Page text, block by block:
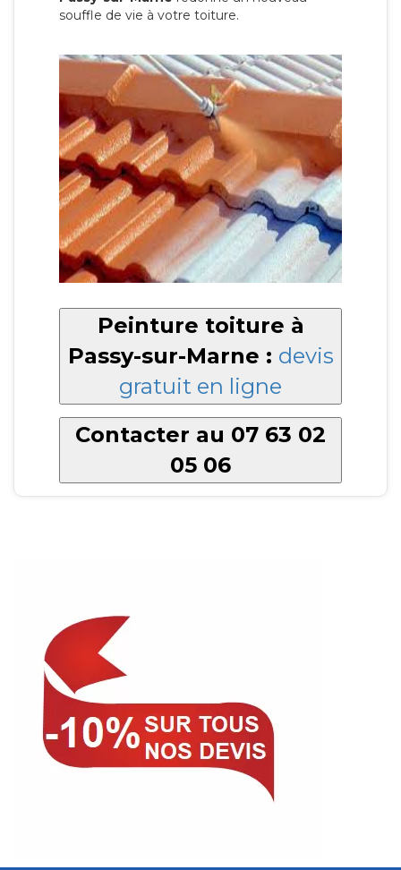
souffle de vie à votre toiture.
Peinture toiture à
Passy-sur-Marne : devis
gratuit en ligne
Contacter au 07 63 02
05 06